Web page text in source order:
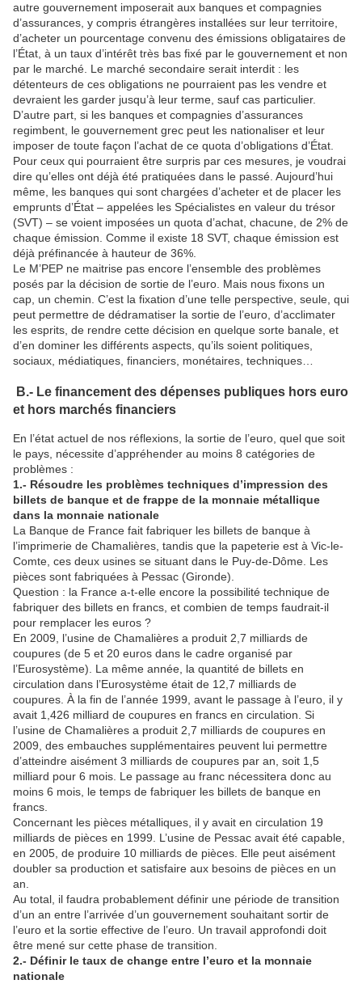
autre gouvernement imposerait aux banques et compagnies
d’assurances, y compris étrangères installées sur leur territoire,
d’acheter un pourcentage convenu des émissions obligataires de
l’État, à un taux d’intérêt très bas fixé par le gouvernement et non
par le marché. Le marché secondaire serait interdit : les
détenteurs de ces obligations ne pourraient pas les vendre et
devraient les garder jusqu’à leur terme, sauf cas particulier.
D’autre part, si les banques et compagnies d’assurances
regimbent, le gouvernement grec peut les nationaliser et leur
imposer de toute façon l’achat de ce quota d’obligations d’État.
Pour ceux qui pourraient être surpris par ces mesures, je voudrai
dire qu’elles ont déjà été pratiquées dans le passé. Aujourd’hui
même, les banques qui sont chargées d’acheter et de placer les
emprunts d’État – appelées les Spécialistes en valeur du trésor
(SVT) – se voient imposées un quota d’achat, chacune, de 2% de
chaque émission. Comme il existe 18 SVT, chaque émission est
déjà préfinancée à hauteur de 36%.
Le M’PEP ne maitrise pas encore l’ensemble des problèmes
posés par la décision de sortie de l’euro. Mais nous fixons un
cap, un chemin. C’est la fixation d’une telle perspective, seule, qui
peut permettre de dédramatiser la sortie de l’euro, d’acclimater
les esprits, de rendre cette décision en quelque sorte banale, et
d’en dominer les différents aspects, qu’ils soient politiques,
sociaux, médiatiques, financiers, monétaires, techniques…
B.- Le financement des dépenses publiques hors euro
et hors marchés financiers
En l’état actuel de nos réflexions, la sortie de l’euro, quel que soit
le pays, nécessite d’appréhender au moins 8 catégories de
problèmes :
1.- Résoudre les problèmes techniques d’impression des
billets de banque et de frappe de la monnaie métallique
dans la monnaie nationale
La Banque de France fait fabriquer les billets de banque à
l’imprimerie de Chamalières, tandis que la papeterie est à Vic-le-
Comte, ces deux usines se situant dans le Puy-de-Dôme. Les
pièces sont fabriquées à Pessac (Gironde).
Question : la France a-t-elle encore la possibilité technique de
fabriquer des billets en francs, et combien de temps faudrait-il
pour remplacer les euros ?
En 2009, l’usine de Chamalières a produit 2,7 milliards de
coupures (de 5 et 20 euros dans le cadre organisé par
l’Eurosystème). La même année, la quantité de billets en
circulation dans l’Eurosystème était de 12,7 milliards de
coupures. À la fin de l’année 1999, avant le passage à l’euro, il y
avait 1,426 milliard de coupures en francs en circulation. Si
l’usine de Chamalières a produit 2,7 milliards de coupures en
2009, des embauches supplémentaires peuvent lui permettre
d’atteindre aisément 3 milliards de coupures par an, soit 1,5
milliard pour 6 mois. Le passage au franc nécessitera donc au
moins 6 mois, le temps de fabriquer les billets de banque en
francs.
Concernant les pièces métalliques, il y avait en circulation 19
milliards de pièces en 1999. L’usine de Pessac avait été capable,
en 2005, de produire 10 milliards de pièces. Elle peut aisément
doubler sa production et satisfaire aux besoins de pièces en un
an.
Au total, il faudra probablement définir une période de transition
d’un an entre l’arrivée d’un gouvernement souhaitant sortir de
l’euro et la sortie effective de l’euro. Un travail approfondi doit
être mené sur cette phase de transition.
2.- Définir le taux de change entre l’euro et la monnaie
nationale